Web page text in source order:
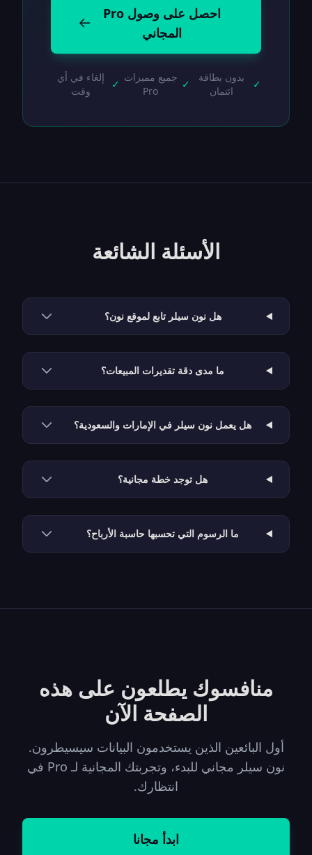
احصل على وصول Pro
المجاني
✓
بدون بطاقة
ائتمان
✓
جميع مميزات
Pro
✓
إلغاء في أي
وقت
الأسئلة الشائعة
هل نون سيلر تابع لموقع نون؟
ما مدى دقة تقديرات المبيعات؟
هل يعمل نون سيلر في الإمارات والسعودية؟
هل توجد خطة مجانية؟
ما الرسوم التي تحسبها حاسبة الأرباح؟
منافسوك يطلعون على هذه
الصفحة الآن
أول البائعين الذين يستخدمون البيانات سيسيطرون.
نون سيلر مجاني للبدء، وتجربتك المجانية لـ Pro في
انتظارك.
ابدأ مجانا